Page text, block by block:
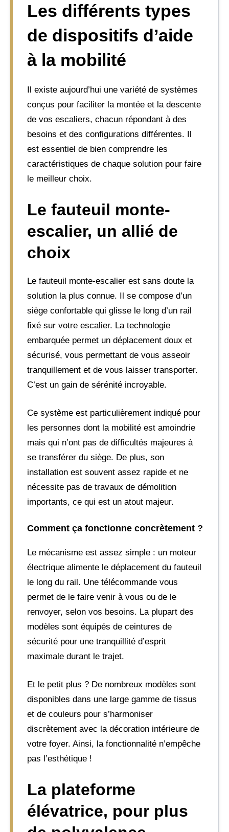
Les différents types
de dispositifs d’aide
à la mobilité
Il existe aujourd’hui une variété de systèmes
conçus pour faciliter la montée et la descente
de vos escaliers, chacun répondant à des
besoins et des configurations différentes. Il
est essentiel de bien comprendre les
caractéristiques de chaque solution pour faire
le meilleur choix.
Le fauteuil monte-
escalier, un allié de
choix
Le fauteuil monte-escalier est sans doute la
solution la plus connue. Il se compose d’un
siège confortable qui glisse le long d’un rail
fixé sur votre escalier. La technologie
embarquée permet un déplacement doux et
sécurisé, vous permettant de vous asseoir
tranquillement et de vous laisser transporter.
C’est un gain de sérénité incroyable.
Ce système est particulièrement indiqué pour
les personnes dont la mobilité est amoindrie
mais qui n’ont pas de difficultés majeures à
se transférer du siège. De plus, son
installation est souvent assez rapide et ne
nécessite pas de travaux de démolition
importants, ce qui est un atout majeur.
Comment ça fonctionne concrètement ?
Le mécanisme est assez simple : un moteur
électrique alimente le déplacement du fauteuil
le long du rail. Une télécommande vous
permet de le faire venir à vous ou de le
renvoyer, selon vos besoins. La plupart des
modèles sont équipés de ceintures de
sécurité pour une tranquillité d’esprit
maximale durant le trajet.
Et le petit plus ? De nombreux modèles sont
disponibles dans une large gamme de tissus
et de couleurs pour s’harmoniser
discrètement avec la décoration intérieure de
votre foyer. Ainsi, la fonctionnalité n’empêche
pas l’esthétique !
La plateforme
élévatrice, pour plus